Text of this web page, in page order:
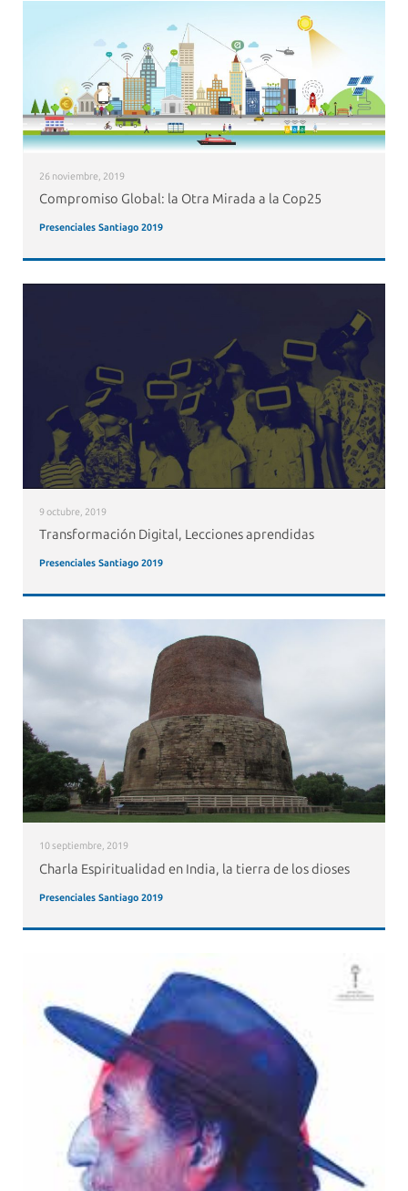
26 noviembre, 2019
Compromiso Global: la Otra Mirada a la Cop25
Presenciales Santiago 2019
9 octubre, 2019
Transformación Digital, Lecciones aprendidas
Presenciales Santiago 2019
10 septiembre, 2019
Charla Espiritualidad en India, la tierra de los dioses
Presenciales Santiago 2019